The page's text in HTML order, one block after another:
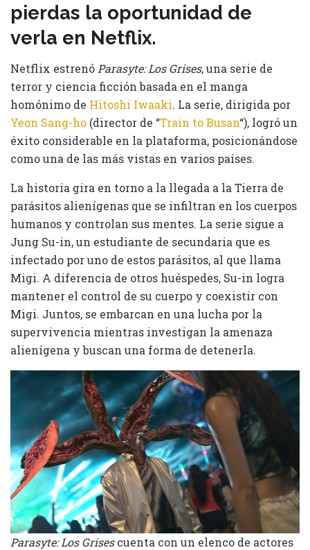
pierdas la oportunidad de
verla en Netflix.
Netflix estrenó Parasyte: Los Grises, una serie de
terror y ciencia ficción basada en el manga
homónimo de Hitoshi Iwaaki. La serie, dirigida por
Yeon Sang-ho (director de “Train to Busan“), logró un
éxito considerable en la plataforma, posicionándose
como una de las más vistas en varios países.
La historia gira en torno a la llegada a la Tierra de
parásitos alienígenas que se infiltran en los cuerpos
humanos y controlan sus mentes. La serie sigue a
Jung Su-in, un estudiante de secundaria que es
infectado por uno de estos parásitos, al que llama
Migi. A diferencia de otros huéspedes, Su-in logra
mantener el control de su cuerpo y coexistir con
Migi. Juntos, se embarcan en una lucha por la
supervivencia mientras investigan la amenaza
alienígena y buscan una forma de detenerla.
Parasyte: Los Grisescuenta con un elenco de actores